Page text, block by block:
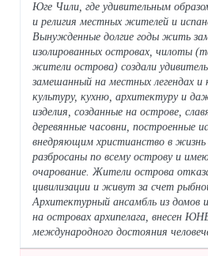
Юге Чили, где удивительным
и религия местных жителей и
Вынужденные долгие годы жить
изолированных островах, чилоты
жители острова) создали
замешанный на местных легендах и
культуру, кухню, архитектуру и
изделия, созданные на острове,
деревянные часовни, построенные
внедряющим христианство в
разбросаны по всему острову и
очарование. Жители острова
цивилизации и живут за счет
Архитектурный ансамбль из домов
на островах архипелага, внесен
международного достояния